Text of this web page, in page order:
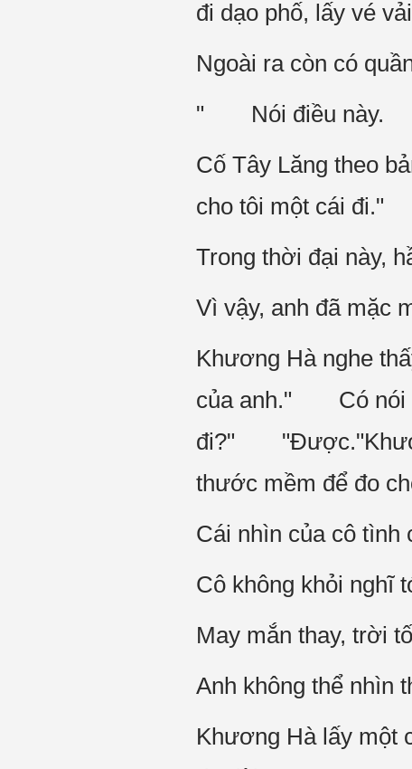
đi dạo phố, lấy vé
Ngoài ra còn có
" Nói điều này.
Cố Tây Lăng theo
cho tôi một cái đi."
Trong thời đại này,
Vì vậy, anh đã mặc
Khương Hà nghe
của anh." Có nói
đi?"
thước mềm để đo
Cái nhìn của cô
Cô không khỏi nghĩ
May mắn thay, trời
Anh không thể nhìn
Khương Hà lấy một